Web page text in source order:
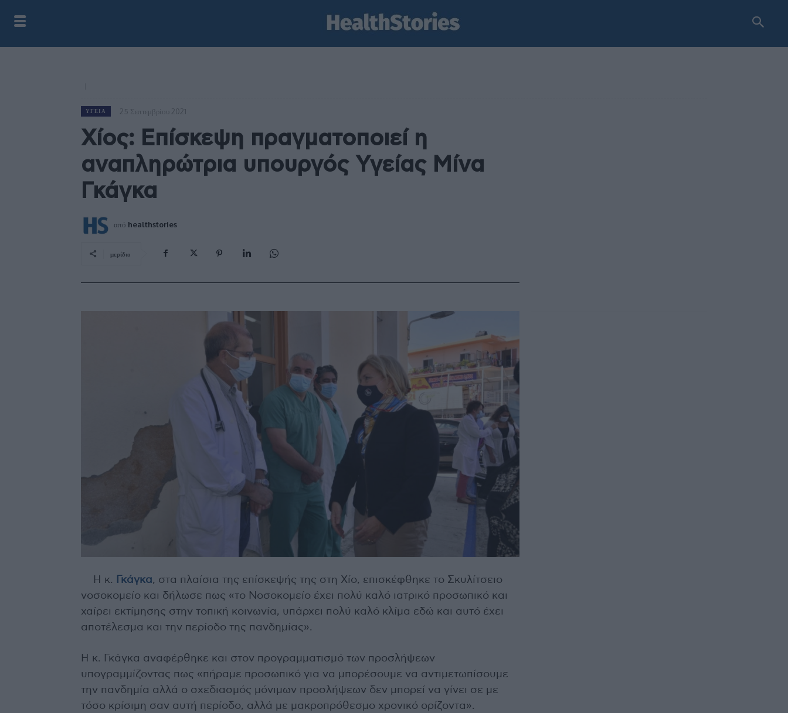
ΥΓΕΊΑ 25 Σεπτεμβρίου 2021
Χίος: Επίσκεψη πραγματοποιεί η
αναπληρώτρια υπουργός Υγείας Μίνα
Γκάγκα
από healthstories
μερίδιο
Η κ. Γκάγκα, στα πλαίσια της επίσκεψής της στη Χίο, επισκέφθηκε το Σκυλίτσειο
νοσοκομείο και δήλωσε πως «τo Νοσοκομείο έχει πολύ καλό ιατρικό προσωπικό και
χαίρει εκτίμησης στην τοπική κοινωνία, υπάρχει πολύ καλό κλίμα εδώ και αυτό έχει
αποτέλεσμα και την περίοδο της πανδημίας».
Η κ. Γκάγκα αναφέρθηκε και στον προγραμματισμό των προσλήψεων
υπογραμμίζοντας πως «πήραμε προσωπικό για να μπορέσουμε να αντιμετωπίσουμε
την πανδημία αλλά ο σχεδιασμός μόνιμων προσλήψεων δεν μπορεί να γίνει σε με
τόσο κρίσιμη σαν αυτή περίοδο, αλλά με μακροπρόθεσμο χρονικό ορίζοντα».